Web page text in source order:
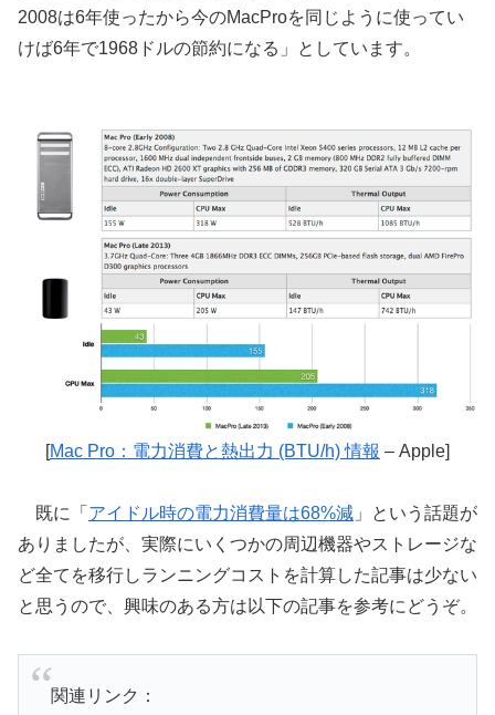
2008は6年使ったから今のMacProを同じように使ってい
けば6年で1968ドルの節約になる」としています。
[Mac Pro：電力消費と熱出力 (BTU/h) 情報 – Apple]
既に「 アイドル時の電力消費量は68%減 」という話題が
ありましたが、実際にいくつかの周辺機器やストレージな
ど全てを移行しランニングコストを計算した記事は少ない
と思うので、興味のある方は以下の記事を参考にどうぞ。
関連リンク：